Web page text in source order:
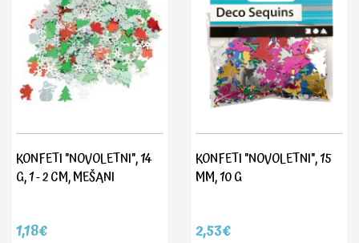
KONFETI "NOVOLETNI", 14
G, 1 - 2 CM, MEŠANI
1,18€
KONFETI "NOVOLETNI", 15
MM, 10 G
2,53€